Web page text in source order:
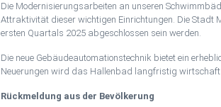
Die Modernisierungsarbeiten an unseren
Attraktivität dieser wichtigen Einrichtungen. Die Stadt
ersten Quartals 2025 abgeschlossen sein werden.
Die neue Gebäudeautomationstechnik bietet ein
Neuerungen wird das Hallenbad langfristig
Rückmeldung aus der Bevölkerung